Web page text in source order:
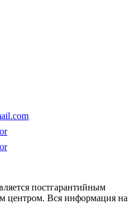
постгарантийным
центром. Вся информация на